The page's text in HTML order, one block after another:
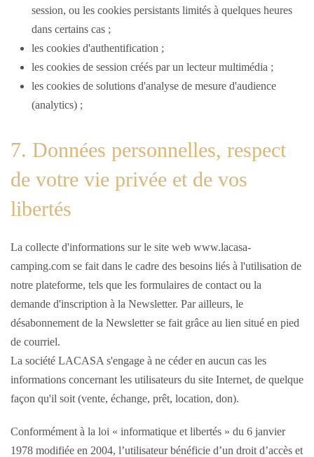
session, ou les cookies persistants limités à quelques heures
dans certains cas ;
les cookies d'authentification ;
les cookies de session créés par un lecteur multimédia ;
les cookies de solutions d'analyse de mesure d'audience
(analytics) ;
7. Données personnelles, respect
de votre vie privée et de vos
libertés
La collecte d'informations sur le site web www.lacasa-
camping.com se fait dans le cadre des besoins liés à l'utilisation de
notre plateforme, tels que les formulaires de contact ou la
demande d'inscription à la Newsletter. Par ailleurs, le
désabonnement de la Newsletter se fait grâce au lien situé en pied
de courriel.
La société LACASA s'engage à ne céder en aucun cas les
informations concernant les utilisateurs du site Internet, de quelque
façon qu'il soit (vente, échange, prêt, location, don).
Conformément à la loi « informatique et libertés » du 6 janvier
1978 modifiée en 2004, l’utilisateur bénéficie d’un droit d’accès et